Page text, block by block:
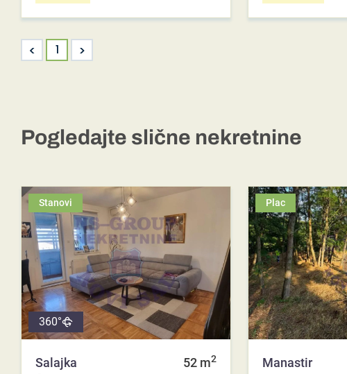
< 1 >
Pogledajte slične nekretnine
Stanovi
360°
Salajka 52 m2
Plac
Manastir